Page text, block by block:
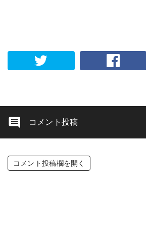
コメント投稿
コメント投稿欄を開く